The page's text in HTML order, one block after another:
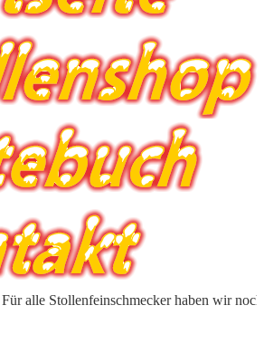
Stollenfeinschmecker haben wir noch